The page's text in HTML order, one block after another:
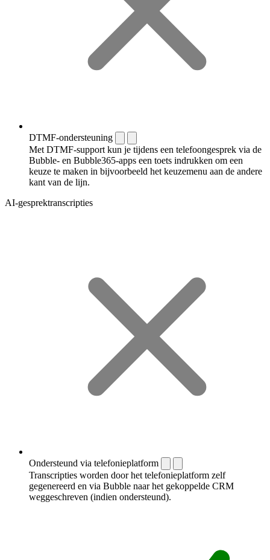
DTMF-ondersteuning
Met DTMF-support kun je tijdens een telefoongesprek via de
Bubble- en Bubble365-apps een toets indrukken om een
keuze te maken in bijvoorbeeld het keuzemenu aan de andere
kant van de lijn.
AI-gesprektranscripties
Ondersteund via telefonieplatform
Transcripties worden door het telefonieplatform zelf
gegenereerd en via Bubble naar het gekoppelde CRM
weggeschreven (indien ondersteund).